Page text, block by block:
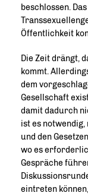
beschlossen.
Öffentlichkeit
Die Zeit drängt,
kommt.
dem
Gesellschaft
damit dadurch
ist es
und den
wo es
Gespräche
eintreten